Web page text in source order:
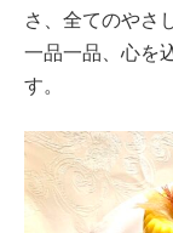
さ、全てのやさ
一品一品、心を
す。